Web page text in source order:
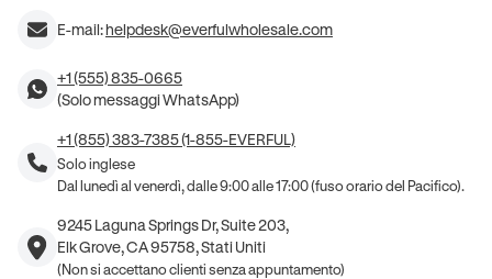
E-mail:helpdesk@everfulwholesale.com
+1 (555) 835-0665
(Solo messaggi WhatsApp)
+1 (855) 383-7385 (1-855-EVERFUL)
Solo inglese
Dal lunedì al venerdì, dalle 9:00 alle 17:00 (fuso orario del Pacifico).
9245 Laguna Springs Dr, Suite 203,
Elk Grove, CA 95758, Stati Uniti
(Non si accettano clienti senza appuntamento)